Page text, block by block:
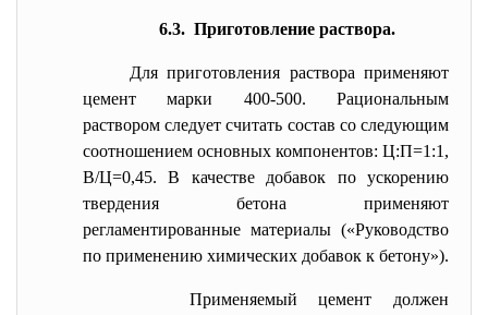
6.3. Приготовление раствора.
Для приготовления раствора применяют
цемент марки 400-500. Рациональным
раствором следует считать состав со следующим
соотношением основных компонентов: Ц:П=1:1,
В/Ц=0,45. В качестве добавок по ускорению
твердения бетона применяют
регламентированные материалы («Руководство
по применению химических добавок к бетону»).
Применяемый цемент должен